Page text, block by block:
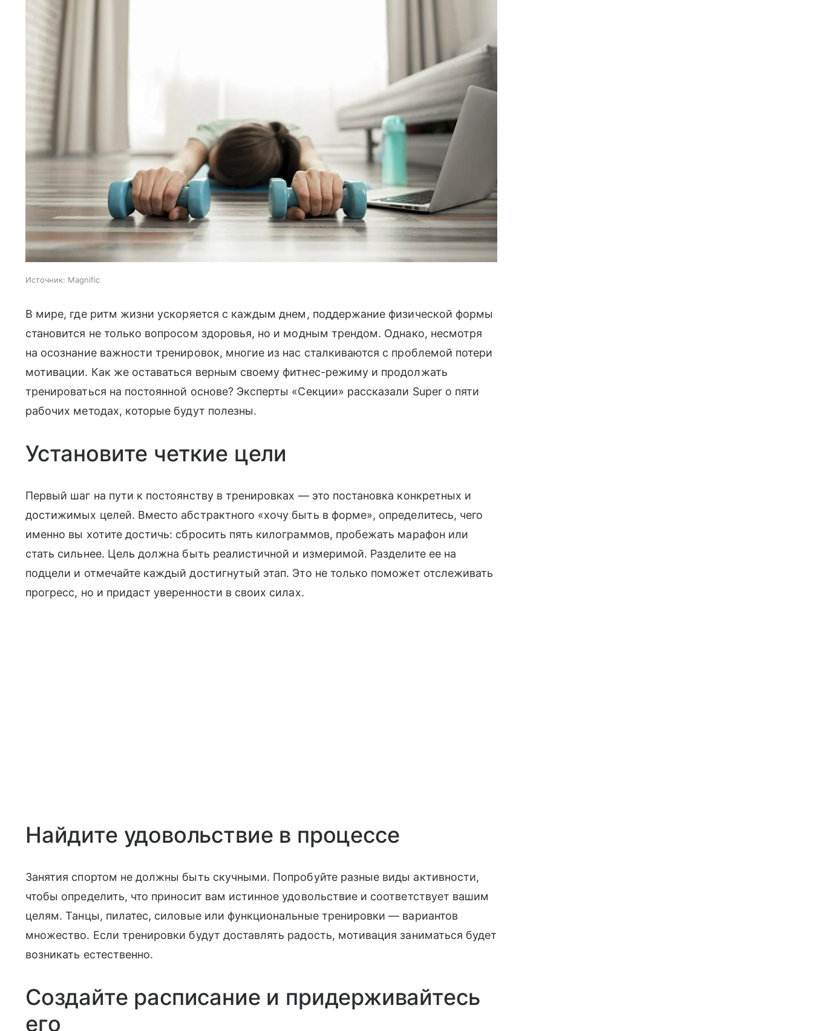
Источник: Magnific
В мире, где ритм жизни ускоряется с каждым днем, поддержание физической формы
становится не только вопросом здоровья, но и модным трендом. Однако, несмотря
на осознание важности тренировок, многие из нас сталкиваются с проблемой потери
мотивации. Как же оставаться верным своему фитнес-режиму и продолжать
тренироваться на постоянной основе? Эксперты «Секции» рассказали Super о пяти
рабочих методах, которые будут полезны.
Установите четкие цели
Первый шаг на пути к постоянству в тренировках — это постановка конкретных и
достижимых целей. Вместо абстрактного «хочу быть в форме», определитесь, чего
именно вы хотите достичь: сбросить пять килограммов, пробежать марафон или
стать сильнее. Цель должна быть реалистичной и измеримой. Разделите ее на
подцели и отмечайте каждый достигнутый этап. Это не только поможет отслеживать
прогресс, но и придаст уверенности в своих силах.
Найдите удовольствие в процессе
Занятия спортом не должны быть скучными. Попробуйте разные виды активности,
чтобы определить, что приносит вам истинное удовольствие и соответствует вашим
целям. Танцы, пилатес, силовые или функциональные тренировки — вариантов
множество. Если тренировки будут доставлять радость, мотивация заниматься будет
возникать естественно.
Создайте расписание и придерживайтесь
его